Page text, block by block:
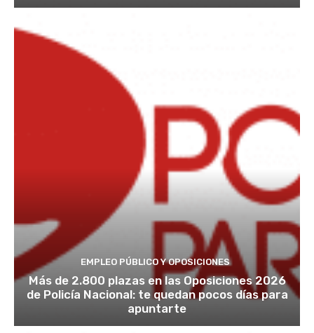
EMPLEO PÚBLICO Y OPOSICIONES
Más de 2.800 plazas en las Oposiciones 2026
de Policía Nacional: te quedan pocos días para
apuntarte